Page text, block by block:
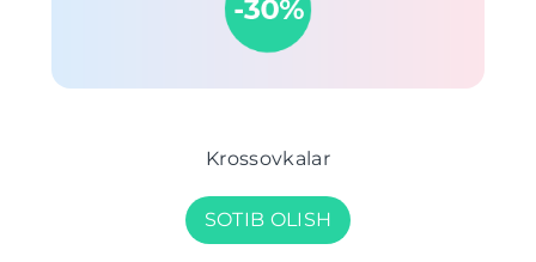
Krossovkalar
SOTIB OLISH